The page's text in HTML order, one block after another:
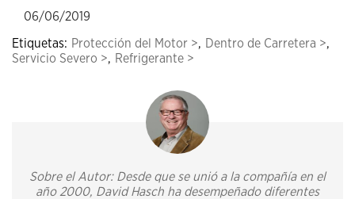
06/06/2019
Etiquetas: Protección del Motor >, Dentro de Carretera >,
Servicio Severo >, Refrigerante >
Sobre el Autor: Desde que se unió a la compañía en el
año 2000, David Hasch ha desempeñado diferentes